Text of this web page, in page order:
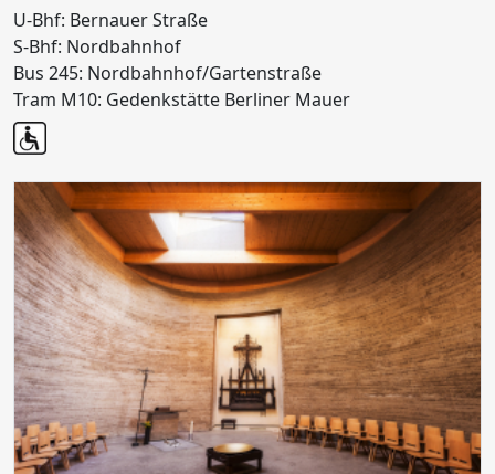
U-Bhf: Bernauer Straße
S-Bhf: Nordbahnhof
Bus 245: Nordbahnhof/Gartenstraße
Tram M10: Gedenkstätte Berliner Mauer